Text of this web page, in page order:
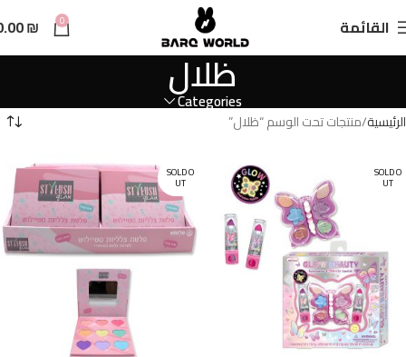
القائمة 0
₪
ظلال
Categories
الرئيسية منتجات تحت الوسم “ظلال”
SOLD O
UT
SOLD O
UT